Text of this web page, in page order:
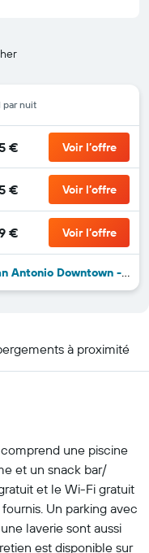
par nuit
€ Voir l’offre
€ Voir l’offre
€ Voir l’offre
28 offres Home2 Suites by Hilton San Antonio Downtown - Riverwalk de plus
à proximité
une piscine
et un snack bar/
et le Wi-Fi gratuit
Un parking avec
laverie sont aussi
est disponible sur